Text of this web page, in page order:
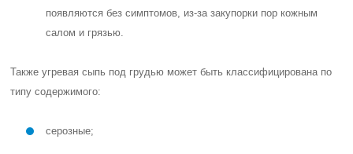
появляются без симптомов, из-за закупорки пор кожным
салом и грязью.
Также угревая сыпь под грудью может быть классифицирована по
типу содержимого:
серозные;